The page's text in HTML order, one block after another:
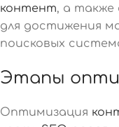
контент, а
для достижения
поисковых
Этапы
Оптимизация